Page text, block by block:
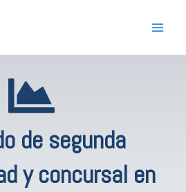
de segunda
y concursal en